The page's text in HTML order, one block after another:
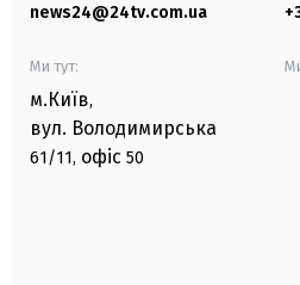
news24@24tv.com.ua
Ми тут:
м.Київ,
вул. Володимирська
61/11, офіс 50